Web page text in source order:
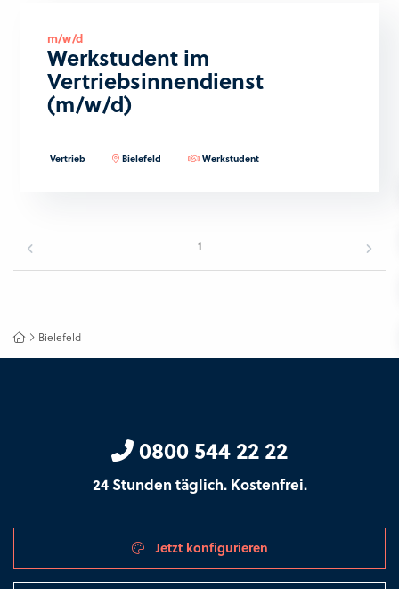
m/w/d
Werkstudent im
Vertriebsinnendienst
(m/w/d)
Vertrieb Bielefeld Werkstudent
1
Bielefeld
0800 544 22 22
24 Stunden täglich. Kostenfrei.
Jetzt konfigurieren